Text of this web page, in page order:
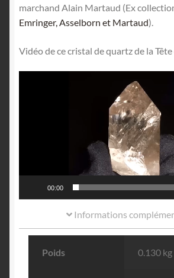
marchand Alain Martaud (Ex
Emringer, Asselborn et Martaud).
Vidéo de ce cristal de quartz de la Tête
00:00
Informations
Poids 0.130 kg